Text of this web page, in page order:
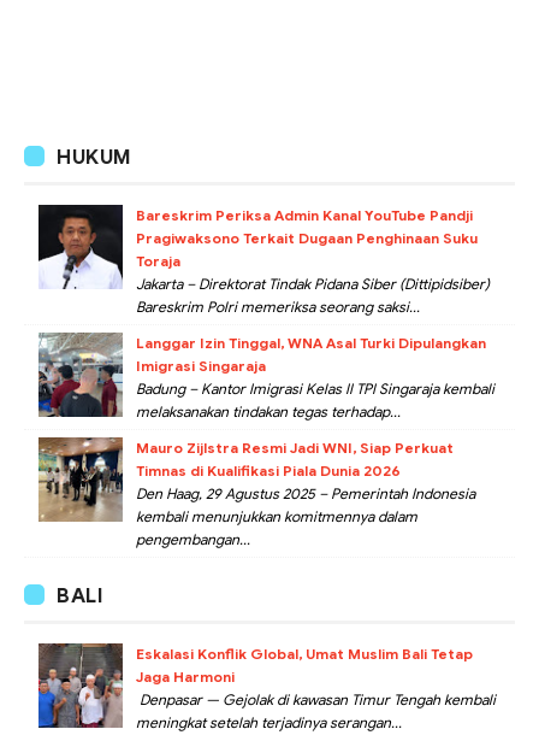
HUKUM
Bareskrim Periksa Admin Kanal YouTube Pandji
Pragiwaksono Terkait Dugaan Penghinaan Suku
Toraja
Jakarta – Direktorat Tindak Pidana Siber (Dittipidsiber)
Bareskrim Polri memeriksa seorang saksi...
Langgar Izin Tinggal, WNA Asal Turki Dipulangkan
Imigrasi Singaraja
Badung – Kantor Imigrasi Kelas II TPI Singaraja kembali
melaksanakan tindakan tegas terhadap...
Mauro Zijlstra Resmi Jadi WNI, Siap Perkuat
Timnas di Kualifikasi Piala Dunia 2026
Den Haag, 29 Agustus 2025 – Pemerintah Indonesia
kembali menunjukkan komitmennya dalam
pengembangan...
BALI
Eskalasi Konflik Global, Umat Muslim Bali Tetap
Jaga Harmoni
Denpasar — Gejolak di kawasan Timur Tengah kembali
meningkat setelah terjadinya serangan...